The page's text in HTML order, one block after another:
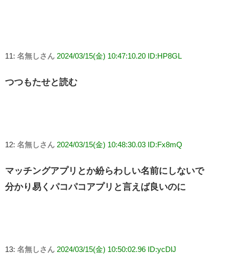
11: 名無しさん 2024/03/15(金) 10:47:10.20 ID:HP8GL
つつもたせと読む
12: 名無しさん 2024/03/15(金) 10:48:30.03 ID:Fx8mQ
マッチングアプリとか紛らわしい名前にしないで
分かり易くパコパコアプリと言えば良いのに
13: 名無しさん 2024/03/15(金) 10:50:02.96 ID:ycDlJ